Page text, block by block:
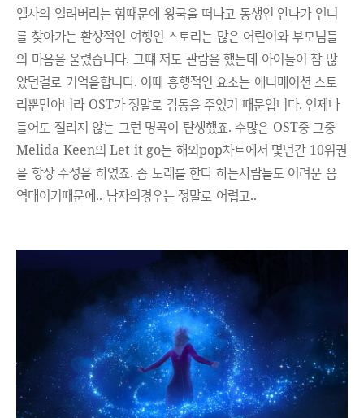
엘사의 얼려버리는 힘때문에 왕국을 떠나고 동생인 안나가 언니
를 찾아가는 환상적인 여행인 스토리는 많은 어린이와 부모님들
의 마음을 울렸습니다. 그떄 저도 관람을 했는데 아이들이 참 많
았던걸로 기억을합니다. 이때 흥행적인 요소는 애니메이션 스토
리뿐만아니라 OST가 정말로 감동을 주었기 때문입니다. 언제나
들어도 질리지 않는 그런 명곡이 탄생했죠. 수많은 OST중 그중
Melida Keen의 Let it go는 해외pop차트에서 몇년간 10위권
을 항상 수성을 하였죠. 좀 노래를 한다 하는사람들도 어려운 음
역대이기때문에.. 남자의경우는 정말로 어렵고..